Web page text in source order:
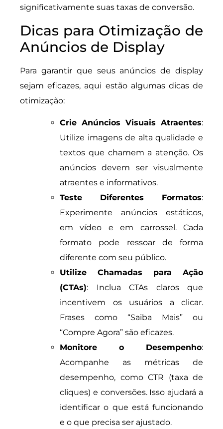
significativamente suas taxas de conversão.
Dicas para Otimização de
Anúncios de Display
Para garantir que seus anúncios de display
sejam eficazes, aqui estão algumas dicas de
otimização:
Crie Anúncios Visuais Atraentes:
Utilize imagens de alta qualidade e
textos que chamem a atenção. Os
anúncios devem ser visualmente
atraentes e informativos.
Teste Diferentes Formatos:
Experimente anúncios estáticos,
em vídeo e em carrossel. Cada
formato pode ressoar de forma
diferente com seu público.
Utilize Chamadas para Ação
(CTAs): Inclua CTAs claros que
incentivem os usuários a clicar.
Frases como “Saiba Mais” ou
“Compre Agora” são eficazes.
Monitore o Desempenho:
Acompanhe as métricas de
desempenho, como CTR (taxa de
cliques) e conversões. Isso ajudará a
identificar o que está funcionando
e o que precisa ser ajustado.